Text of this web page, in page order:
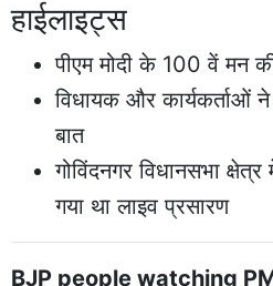
हाईलाइट्स
पीएम मोदी के 100 वें मन
विधायक और कार्यकर्ताओं
बात
गोविंदनगर विधानसभा
गया था लाइव प्रसारण
BJP people watching